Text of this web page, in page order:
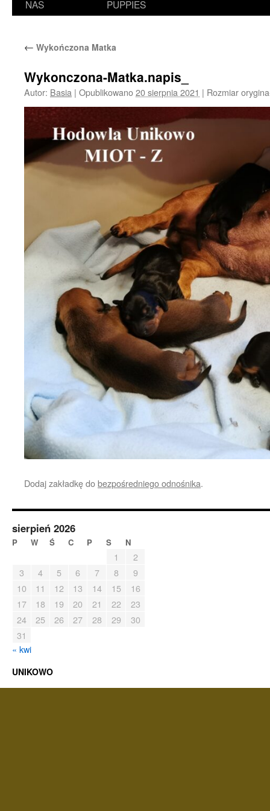
NAS
PUPPIES
← Wykończona Matka
Wykonczona-Matka.napis_
Autor: Basia | Opublikowano20 sierpnia 2021 | Rozmiar
Dodaj zakładkę dobezpośredniego odnośnika.
sierpień 2026
P W Ś C P S N
1
2
3
4 5 6 7 8
9
10
11 12 13 14 15
16
17
18 19 20 21 22
23
24
25 26 27 28 29
30
31
« kwi
UNIKOWO